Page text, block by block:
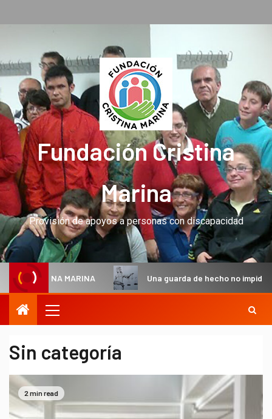
Fundación Cristina
Marina
Provisión de apoyos a personas con discapacidad
MARINA Una guarda de hecho no impide en todo
Sin categoría
2 min read